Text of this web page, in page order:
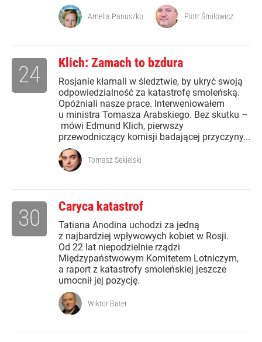
Amelia Panuszko Piotr Śmiłowicz
Klich: Zamach to bzdura
Rosjanie kłamali w śledztwie, by ukryć swoją
odpowiedzialność za katastrofę smoleńską.
Opóźniali nasze prace. Interweniowałem
u ministra Tomasza Arabskiego. Bez skutku –
mówi Edmund Klich, pierwszy
przewodniczący komisji badającej przyczyny...
24
Tomasz Sekielski
Caryca katastrof
Tatiana Anodina uchodzi za jedną
z najbardziej wpływowych kobiet w Rosji.
Od 22 lat niepodzielnie rządzi
Międzypaństwowym Komitetem Lotniczym,
a raport z katastrofy smoleńskiej jeszcze
umocnił jej pozycję.
30
Wiktor Bater